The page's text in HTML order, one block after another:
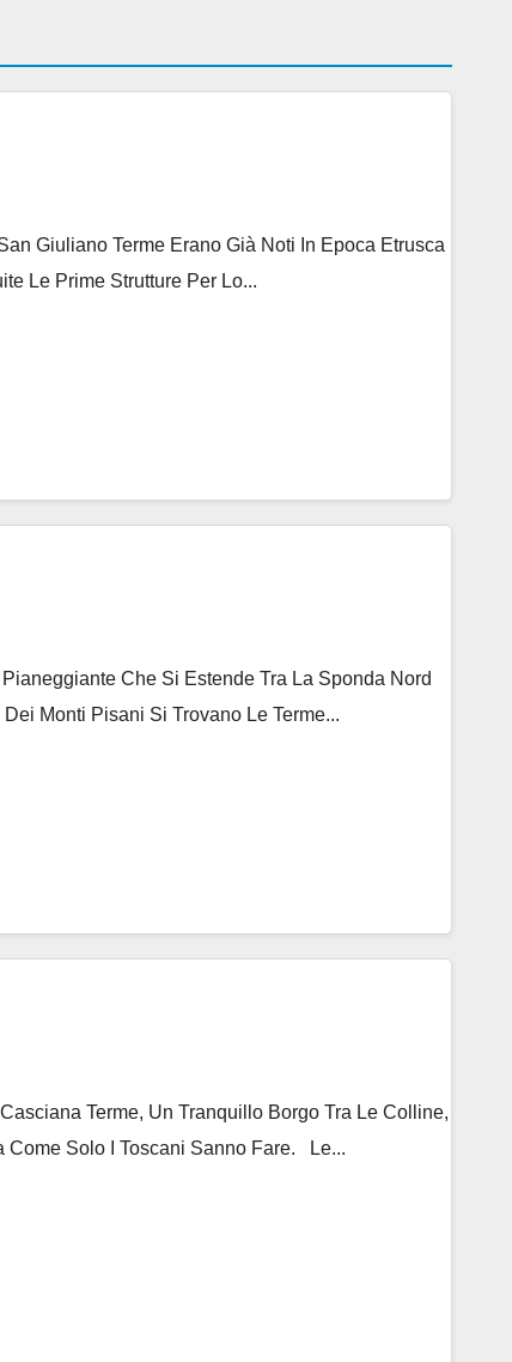
Giuliano Terme Erano Già Noti In Epoca Etrusca
Le Prime Strutture Per Lo...
Che Si Estende Tra La Sponda Nord
Monti Pisani Si Trovano Le Terme...
Terme, Un Tranquillo Borgo Tra Le Colline,
Come Solo I Toscani Sanno Fare. Le...